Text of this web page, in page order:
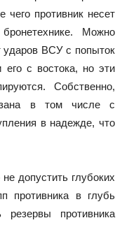
чего противник несет
Можно
ударов ВСУ с попыток
его с востока, но эти
Собственно,
в том числе с
в надежде, что
допустить глубоких
противника в глубь
резервы противника